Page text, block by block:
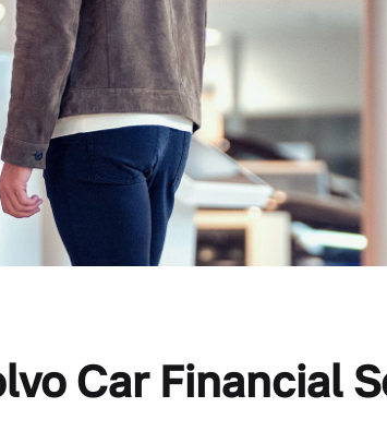
Car Financial